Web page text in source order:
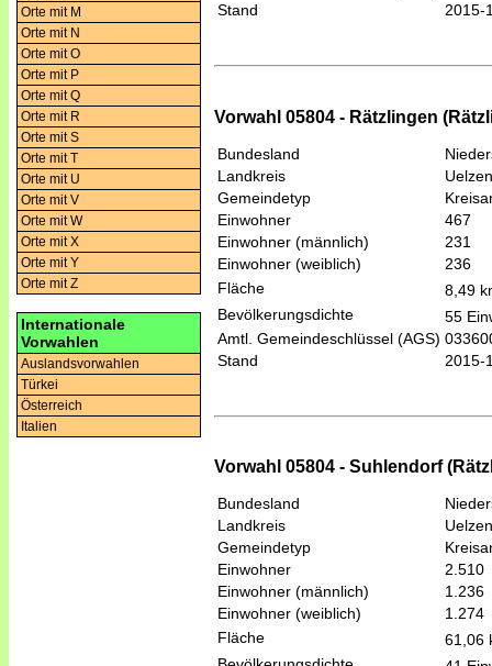
Orte mit M
Orte mit N
Orte mit O
Orte mit P
Orte mit Q
Orte mit R
Orte mit S
Orte mit T
Orte mit U
Orte mit V
Orte mit W
Orte mit X
Orte mit Y
Orte mit Z
Internationale
Vorwahlen
Auslandsvorwahlen
Türkei
Österreich
Italien
Stand
2015-
Vorwahl 05804 - Rätzlingen
Bundesland
Landkreis
Uelzen
Gemeindetyp
Einwohner
467
Einwohner (männlich)
231
Einwohner (weiblich)
236
Fläche
8,49
Bevölkerungsdichte
55
Amtl. Gemeindeschlüssel (AGS)
Stand
2015-
Vorwahl 05804 - Suhlendorf
Bundesland
Landkreis
Uelzen
Gemeindetyp
Einwohner
2.510
Einwohner (männlich)
1.236
Einwohner (weiblich)
1.274
Fläche
61,06